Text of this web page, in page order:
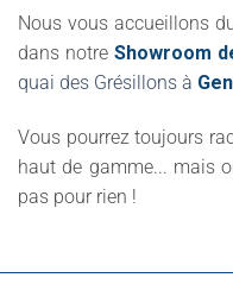
Nous vous accueillons
dans notre Showroom
quai des Grésillons à
Vous pourrez toujours
haut de gamme... mais
pas pour rien !